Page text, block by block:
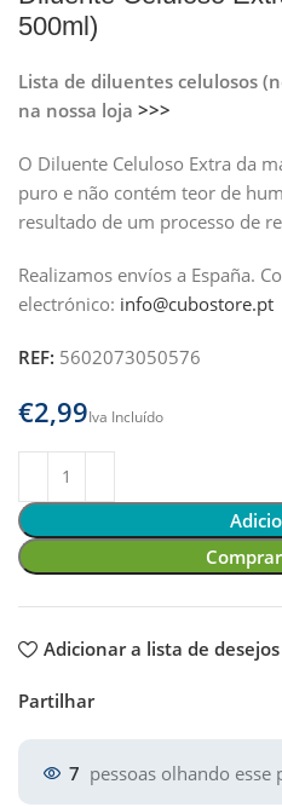
500ml)
Lista de diluentes celulosos
na nossa loja>>>
O Diluente Celuloso Extra da
puro e não contém teor de
resultado de um processo de
Realizamos envíos a España.
electrónico: info@cubostore.pt
REF: 5602073050576
€
Adicionar a lista de desejos
Partilhar
7 pessoas olhando esse